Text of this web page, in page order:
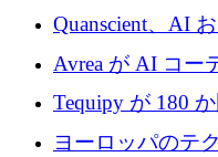
を拡大するため
を調達
Quanscient、AI
ドウェア エンジ
1,000 万ユーロを
Avrea が AI コー
明するために
ら浮上
Tequipy が 180
動化するために
ヨーロッパのテ